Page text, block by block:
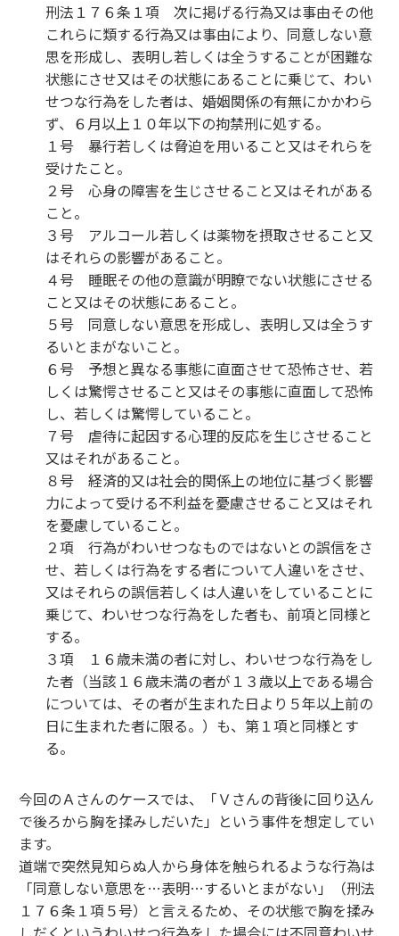
刑法１７６条１項 次に掲げる行為又は事由その他
これらに類する行為又は事由により、同意しない意
思を形成し、表明し若しくは全うすることが困難な
状態にさせ又はその状態にあることに乗じて、わい
せつな行為をした者は、婚姻関係の有無にかかわら
ず、６月以上１０年以下の拘禁刑に処する。
１号 暴行若しくは脅迫を用いること又はそれらを
受けたこと。
２号 心身の障害を生じさせること又はそれがある
こと。
３号 アルコール若しくは薬物を摂取させること又
はそれらの影響があること。
４号 睡眠その他の意識が明瞭でない状態にさせる
こと又はその状態にあること。
５号 同意しない意思を形成し、表明し又は全うす
るいとまがないこと。
６号 予想と異なる事態に直面させて恐怖させ、若
しくは驚愕させること又はその事態に直面して恐怖
し、若しくは驚愕していること。
７号 虐待に起因する心理的反応を生じさせること
又はそれがあること。
８号 経済的又は社会的関係上の地位に基づく影響
力によって受ける不利益を憂慮させること又はそれ
を憂慮していること。
２項 行為がわいせつなものではないとの誤信をさ
せ、若しくは行為をする者について人違いをさせ、
又はそれらの誤信若しくは人違いをしていることに
乗じて、わいせつな行為をした者も、前項と同様と
する。
３項 １６歳未満の者に対し、わいせつな行為をし
た者（当該１６歳未満の者が１３歳以上である場合
については、その者が生まれた日より５年以上前の
日に生まれた者に限る。）も、第１項と同様とす
る。
今回のＡさんのケースでは、「Ｖさんの背後に回り込ん
で後ろから胸を揉みしだいた」という事件を想定してい
ます。
道端で突然見知らぬ人から身体を触られるような行為は
「同意しない意思を…表明…するいとまがない」（刑法
１７６条１項５号）と言えるため、その状態で胸を揉み